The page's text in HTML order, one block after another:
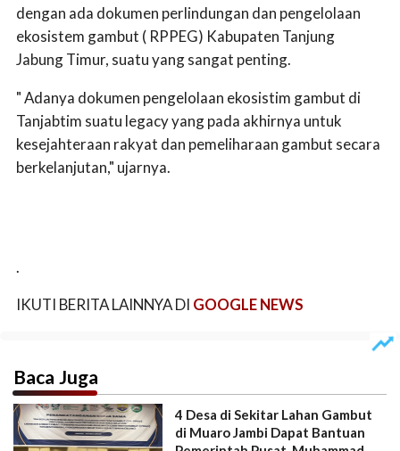
dengan ada dokumen perlindungan dan pengelolaan
ekosistem gambut ( RPPEG) Kabupaten Tanjung
Jabung Timur, suatu yang sangat penting.
" Adanya dokumen pengelolaan ekosistim gambut di
Tanjabtim suatu legacy yang pada akhirnya untuk
kesejahteraan rakyat dan pemeliharaan gambut secara
berkelanjutan," ujarnya.
.
IKUTI BERITA LAINNYA DI GOOGLE NEWS
Baca Juga
4 Desa di Sekitar Lahan Gambut
di Muaro Jambi Dapat Bantuan